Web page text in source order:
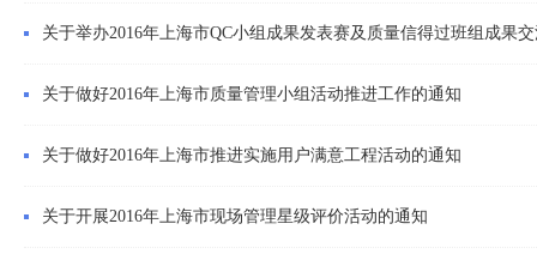
关于举办2016年上海市QC小组成果发表赛及质量信得过班组成果
关于做好2016年上海市质量管理小组活动推进工作的通知
关于做好2016年上海市推进实施用户满意工程活动的通知
关于开展2016年上海市现场管理星级评价活动的通知